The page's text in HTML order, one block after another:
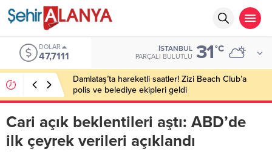
DOLAR
47,7111
İSTANBUL
PARÇALI BULUTLU 31°C
Damlataş’ta hareketli saatler! Zizi Beach Club’a
polis ve belediye ekipleri geldi
Cari açık beklentileri aştı: ABD’de
ilk çeyrek verileri açıklandı